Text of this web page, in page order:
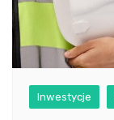
Inwestycje